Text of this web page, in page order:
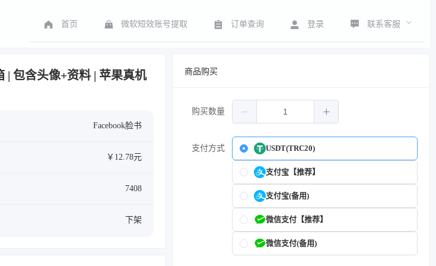
首页 微软短效账号提取 订单查询 登录 联系客服
| 包含头像+资料 | 苹果真机
Facebook脸书
￥12.78元
7408
下架
商品购买
购买数量
支付方式 USDT(TRC20)
支付宝【推荐】
支付宝(备用)
微信支付【推荐】
微信支付(备用)